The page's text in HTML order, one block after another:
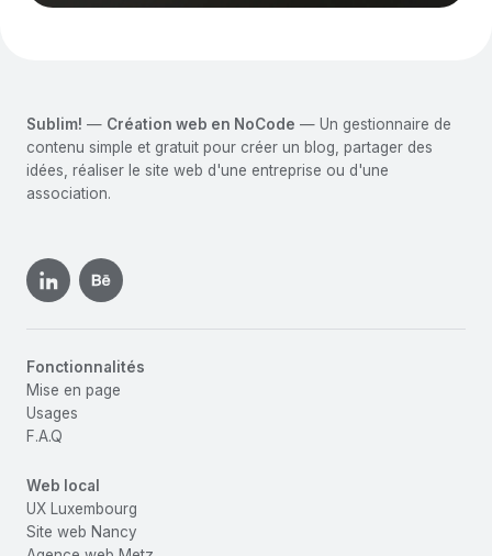
Sublim! — Création web en NoCode — Un gestionnaire de
contenu simple et gratuit pour créer un blog, partager des
idées, réaliser le site web d'une entreprise ou d'une
association.
Fonctionnalités
Mise en page
Usages
F.A.Q
Web local
UX Luxembourg
Site web Nancy